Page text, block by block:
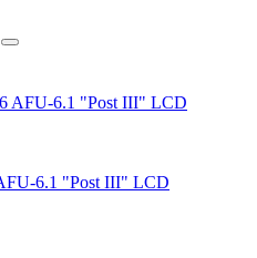
6.1 "Post III" LСD